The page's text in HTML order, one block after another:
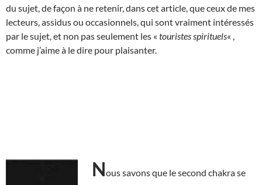
du sujet, de façon à ne retenir, dans cet article, que ceux de mes
lecteurs, assidus ou occasionnels, qui sont vraiment intéressés
par le sujet, et non pas seulement les « touristes spirituels« ,
comme j’aime à le dire pour plaisanter.
Nous savons que le second chakra se